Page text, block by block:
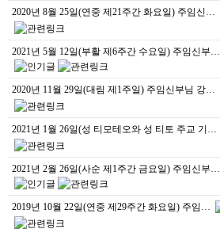
2020년 8월 25일(연중 제21주간 화요일) 주임신…
2021년 5월 12일(부활 제6주간 수요일) 주임신부…
2020년 11월 29일(대림 제1주일) 주임신부님 강…
2021년 1월 26일(성 티모테오와 성 티토 주교 기…
2021년 2월 26일(사순 제1주간 금요일) 주임신부…
2019년 10월 22일(연중 제29주간 화요일) 주임…